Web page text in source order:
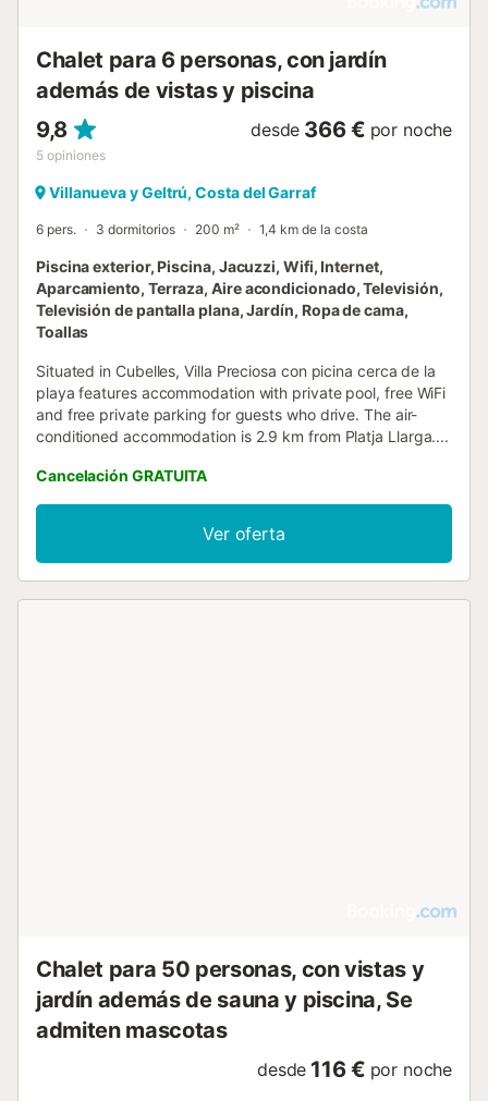
Chalet para 6 personas, con jardín
además de vistas y piscina
9,8
5 opiniones
desde 366 € por noche
Villanueva y Geltrú, Costa del Garraf
6 pers. 3 dormitorios 200 m² 1,4 km de la costa
Piscina exterior, Piscina, Jacuzzi, Wifi, Internet,
Aparcamiento, Terraza, Aire acondicionado, Televisión,
Televisión de pantalla plana, Jardín, Ropa de cama,
Toallas
Situated in Cubelles, Villa Preciosa con picina cerca de la
playa features accommodation with private pool, free WiFi
and free private parking for guests who drive. The air-
conditioned accommodation is 2.9 km from Platja Llarga....
Cancelación GRATUITA
Ver oferta
Chalet para 50 personas, con vistas y
jardín además de sauna y piscina, Se
admiten mascotas
desde 116 € por noche